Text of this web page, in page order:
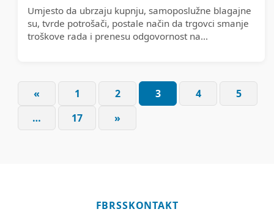
Umjesto da ubrzaju kupnju, samoposlužne blagajne
su, tvrde potrošači, postale način da trgovci smanje
troškove rada i prenesu odgovornost na...
« 1 2 3 4
5
…
17 »
FBRSSKONTAKT